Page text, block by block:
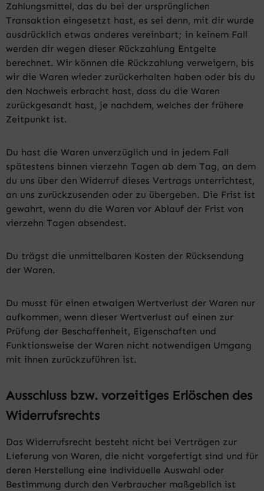
Zahlungsmittel, das du bei der ursprünglichen
Transaktion eingesetzt hast, es sei denn, mit dir wurde
ausdrücklich etwas anderes vereinbart; in keinem Fall
werden dir wegen dieser Rückzahlung Entgelte
berechnet. Wir können die Rückzahlung verweigern, bis
wir die Waren wieder zurückerhalten haben oder bis du
den Nachweis erbracht hast, dass du die Waren
zurückgesandt hast, je nachdem, welches der frühere
Zeitpunkt ist.
Du hast die Waren unverzüglich und in jedem Fall
spätestens binnen vierzehn Tagen ab dem Tag, an dem
du uns über den Widerruf dieses Vertrags unterrichtest,
an uns zurückzusenden oder zu übergeben. Die Frist ist
gewahrt, wenn du die Waren vor Ablauf der Frist von
vierzehn Tagen absendest.
Du trägst die unmittelbaren Kosten der Rücksendung
der Waren.
Du musst für einen etwaigen Wertverlust der Waren nur
aufkommen, wenn dieser Wertverlust auf einen zur
Prüfung der Beschaffenheit, Eigenschaften und
Funktionsweise der Waren nicht notwendigen Umgang
mit ihnen zurückzuführen ist.
Ausschluss bzw. vorzeitiges Erlöschen des
Widerrufsrechts
Das Widerrufsrecht besteht nicht bei Verträgen zur
Lieferung von Waren, die nicht vorgefertigt sind und für
deren Herstellung eine individuelle Auswahl oder
Bestimmung durch den Verbraucher maßgeblich ist